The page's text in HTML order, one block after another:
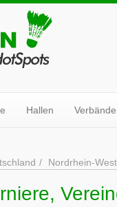
Hallen Verbände
Nordrhein-